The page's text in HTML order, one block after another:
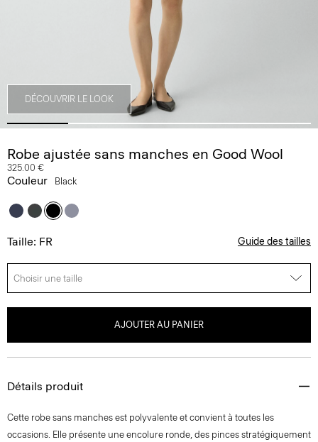
DÉCOUVRIR LE LOOK
Robe ajustée sans manches en Good Wool
325.00 €
Couleur Black
Taille: FR Guide des tailles
Choisir une taille
AJOUTER AU PANIER
Détails produit
Cette robe sans manches est polyvalente et convient à toutes les
occasions. Elle présente une encolure ronde, des pinces stratégiquement